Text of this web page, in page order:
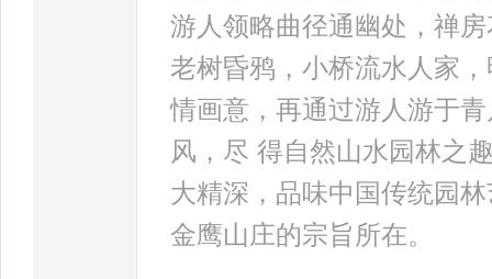
游人领略曲径通幽处，禅
老树昏鸦，小桥流水人家
情画意，再通过游人游于
风，尽 得自然山水园林之
大精深，品味中国传统园
金鹰山庄的宗旨所在。